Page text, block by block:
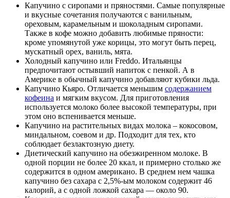
Капучино с сиропами и пряностями. Самые популярные
и вкусные сочетания получаются с ванильным,
ореховым, карамельным и шоколадным сиропами.
Также в кофе можно добавить любимые пряности:
кроме упомянутой уже корицы, это могут быть перец,
мускатный орех, ваниль, мята.
Холодный капучино или Freddo. Итальянцы
предпочитают остывший напиток с пенкой. А в
Америке в обычный капучино добавляют кубики льда.
Капучино Кьяро. Отличается меньшим содержанием
кофеина и мягким вкусом. Для приготовления
используется молоко более высокой температуры, при
этом оно вспенивается меньше.
Капучино на растительных видах молока – кокосовом,
миндальном, соевом и др. Подходит для тех, кто
соблюдает безлактозную диету.
Диетический капучино на обезжиренном молоке. В
одной порции не более 20 ккал, и примерно столько же
содержится в одном американо. В среднем нем чашка
капучино без сахара с 2,5%-ым молоком содержит 46
калорий, а с одной ложкой сахара — около 90.